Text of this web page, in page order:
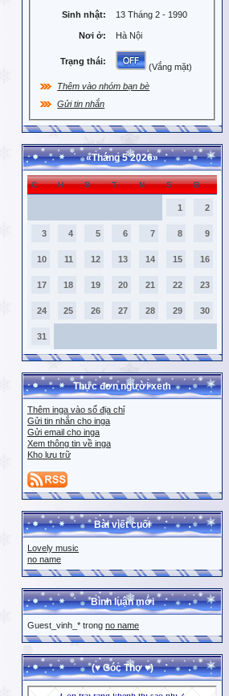
Sinh nhật: 13 Tháng 2 - 1990
Nơi ở: Hà Nội
Trạng thái:
(Vắng mặt)
Thêm vào nhóm bạn bè
Gửi tin nhắn
«Tháng 5 2026»
C H B T N S B
1 2
3 4 5 6 7 8 9
10 11 12 13 14 15 16
17 18 19 20 21 22 23
24 25 26 27 28 29 30
31
Thực đơn người xem
Thêm inga vào sổ địa chỉ
Gửi tin nhắn cho inga
Gửi email cho inga
Xem thông tin về inga
Kho lưu trữ
Bài viết cuối
Lovely music
no name
Bình luận mới
Guest_vinh_* trong no name
(♥ Góc Thơ ♥)